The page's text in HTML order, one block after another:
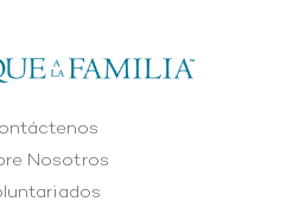
Nosotros